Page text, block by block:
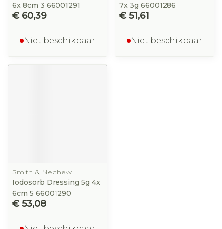
6x 8cm 3 66001291
€ 60,39
Niet beschikbaar
7x 3g 66001286
€ 51,61
Niet beschikbaar
Smith & Nephew
Iodosorb Dressing 5g 4x
6cm 5 66001290
€ 53,08